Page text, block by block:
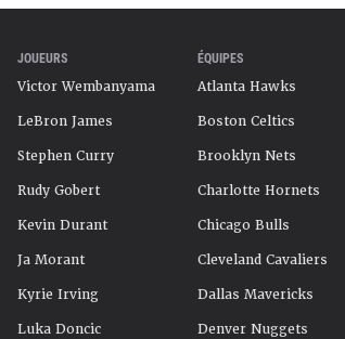
JOUEURS
Victor Wembanyama
LeBron James
Stephen Curry
Rudy Gobert
Kevin Durant
Ja Morant
Kyrie Irving
Luka Doncic
ÉQUIPES
Atlanta Hawks
Boston Celtics
Brooklyn Nets
Charlotte Hornets
Chicago Bulls
Cleveland Cavaliers
Dallas Mavericks
Denver Nuggets